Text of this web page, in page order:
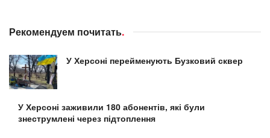
Рекомендуем почитать.
У Херсоні перейменують Бузковий сквер
У Херсоні заживили 180 абонентів, які були
знеструмлені через підтоплення